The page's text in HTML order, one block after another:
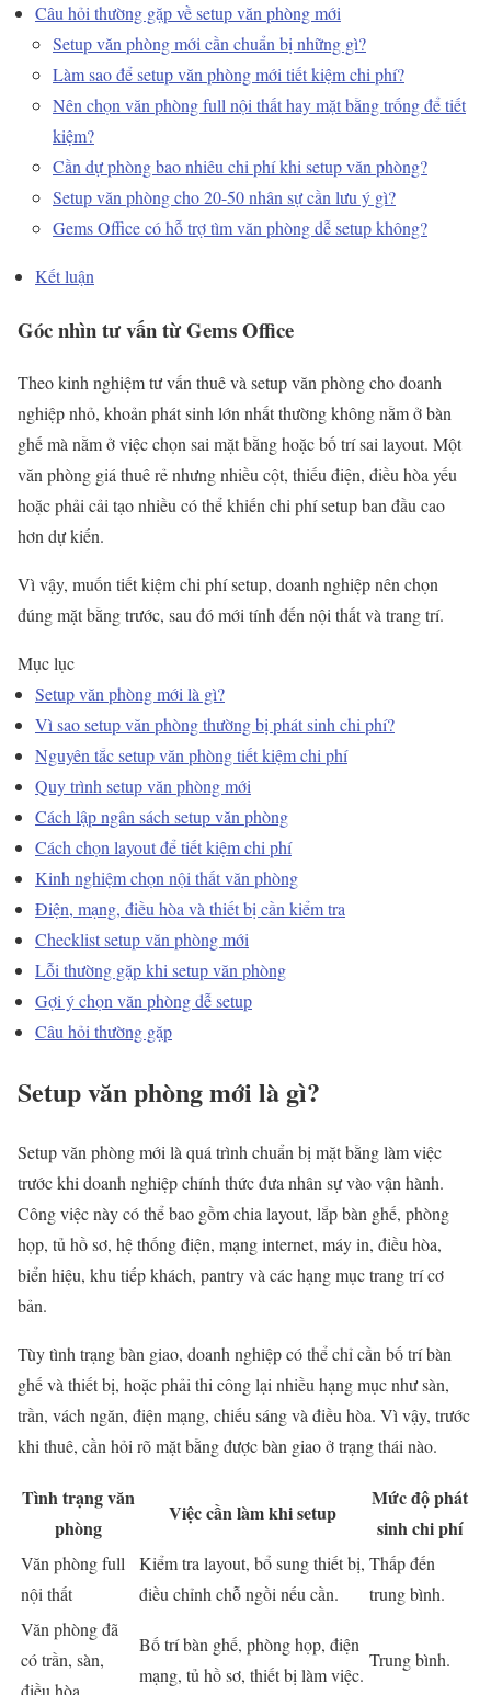
Câu hỏi thường gặp về setup văn phòng mới
Setup văn phòng mới cần chuẩn bị những gì?
Làm sao để setup văn phòng mới tiết kiệm chi phí?
Nên chọn văn phòng full nội thất hay mặt bằng trống để tiết
kiệm?
Cần dự phòng bao nhiêu chi phí khi setup văn phòng?
Setup văn phòng cho 20-50 nhân sự cần lưu ý gì?
Gems Office có hỗ trợ tìm văn phòng dễ setup không?
Kết luận
Góc nhìn tư vấn từ Gems Office
Theo kinh nghiệm tư vấn thuê và setup văn phòng cho doanh
nghiệp nhỏ, khoản phát sinh lớn nhất thường không nằm ở bàn
ghế mà nằm ở việc chọn sai mặt bằng hoặc bố trí sai layout. Một
văn phòng giá thuê rẻ nhưng nhiều cột, thiếu điện, điều hòa yếu
hoặc phải cải tạo nhiều có thể khiến chi phí setup ban đầu cao
hơn dự kiến.
Vì vậy, muốn tiết kiệm chi phí setup, doanh nghiệp nên chọn
đúng mặt bằng trước, sau đó mới tính đến nội thất và trang trí.
Mục lục
Setup văn phòng mới là gì?
Vì sao setup văn phòng thường bị phát sinh chi phí?
Nguyên tắc setup văn phòng tiết kiệm chi phí
Quy trình setup văn phòng mới
Cách lập ngân sách setup văn phòng
Cách chọn layout để tiết kiệm chi phí
Kinh nghiệm chọn nội thất văn phòng
Điện, mạng, điều hòa và thiết bị cần kiểm tra
Checklist setup văn phòng mới
Lỗi thường gặp khi setup văn phòng
Gợi ý chọn văn phòng dễ setup
Câu hỏi thường gặp
Setup văn phòng mới là gì?
Setup văn phòng mới là quá trình chuẩn bị mặt bằng làm việc
trước khi doanh nghiệp chính thức đưa nhân sự vào vận hành.
Công việc này có thể bao gồm chia layout, lắp bàn ghế, phòng
họp, tủ hồ sơ, hệ thống điện, mạng internet, máy in, điều hòa,
biển hiệu, khu tiếp khách, pantry và các hạng mục trang trí cơ
bản.
Tùy tình trạng bàn giao, doanh nghiệp có thể chỉ cần bố trí bàn
ghế và thiết bị, hoặc phải thi công lại nhiều hạng mục như sàn,
trần, vách ngăn, điện mạng, chiếu sáng và điều hòa. Vì vậy, trước
khi thuê, cần hỏi rõ mặt bằng được bàn giao ở trạng thái nào.
Tình trạng văn
phòng
Việc cần làm khi setup
Mức độ phát
sinh chi phí
Văn phòng full
nội thất
Kiểm tra layout, bổ sung thiết bị,
điều chỉnh chỗ ngồi nếu cần.
Thấp đến
trung bình.
Văn phòng đã
có trần, sàn,
điều hòa
Bố trí bàn ghế, phòng họp, điện
mạng, tủ hồ sơ, thiết bị làm việc.
Trung bình.